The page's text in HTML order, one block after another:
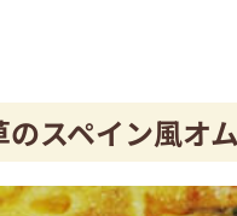
スペイン風オ